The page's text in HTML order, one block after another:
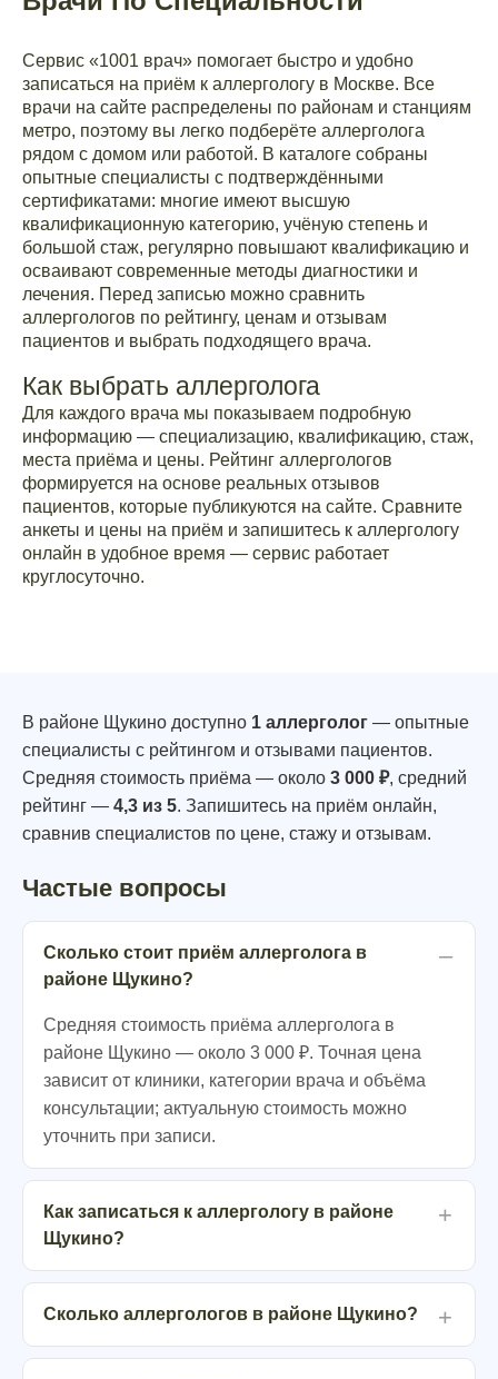
Сервис «1001 врач» помогает быстро и удобно
записаться на приём к аллергологу в Москве. Все
врачи на сайте распределены по районам и станциям
метро, поэтому вы легко подберёте аллерголога
рядом с домом или работой. В каталоге собраны
опытные специалисты с подтверждёнными
сертификатами: многие имеют высшую
квалификационную категорию, учёную степень и
большой стаж, регулярно повышают квалификацию и
осваивают современные методы диагностики и
лечения. Перед записью можно сравнить
аллергологов по рейтингу, ценам и отзывам
пациентов и выбрать подходящего врача.
Как выбрать аллерголога
Для каждого врача мы показываем подробную
информацию — специализацию, квалификацию, стаж,
места приёма и цены. Рейтинг аллергологов
формируется на основе реальных отзывов
пациентов, которые публикуются на сайте. Сравните
анкеты и цены на приём и запишитесь к аллергологу
онлайн в удобное время — сервис работает
круглосуточно.
В районе Щукино доступно 1 аллерголог — опытные
специалисты с рейтингом и отзывами пациентов.
Средняя стоимость приёма — около 3 000 ₽, средний
рейтинг — 4,3 из 5. Запишитесь на приём онлайн,
сравнив специалистов по цене, стажу и отзывам.
Частые вопросы
Сколько стоит приём аллерголога в
районе Щукино?
Средняя стоимость приёма аллерголога в
районе Щукино — около 3 000 ₽. Точная цена
зависит от клиники, категории врача и объёма
консультации; актуальную стоимость можно
уточнить при записи.
Как записаться к аллергологу в районе
Щукино?
Сколько аллергологов в районе Щукино?